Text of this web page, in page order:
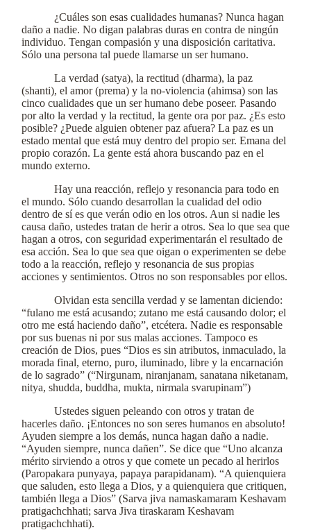
¿Cuáles son esas cualidades humanas? Nunca hagan
daño a nadie. No digan palabras duras en contra de ningún
individuo. Tengan compasión y una disposición caritativa.
Sólo una persona tal puede llamarse un ser humano.
La verdad (satya), la rectitud (dharma), la paz
(shanti), el amor (prema) y la no-violencia (ahimsa) son las
cinco cualidades que un ser humano debe poseer. Pasando
por alto la verdad y la rectitud, la gente ora por paz. ¿Es esto
posible? ¿Puede alguien obtener paz afuera? La paz es un
estado mental que está muy dentro del propio ser. Emana del
propio corazón. La gente está ahora buscando paz en el
mundo externo.
Hay una reacción, reflejo y resonancia para todo en
el mundo. Sólo cuando desarrollan la cualidad del odio
dentro de sí es que verán odio en los otros. Aun si nadie les
causa daño, ustedes tratan de herir a otros. Sea lo que sea que
hagan a otros, con seguridad experimentarán el resultado de
esa acción. Sea lo que sea que oigan o experimenten se debe
todo a la reacción, reflejo y resonancia de sus propias
acciones y sentimientos. Otros no son responsables por ellos.
Olvidan esta sencilla verdad y se lamentan diciendo:
“fulano me está acusando; zutano me está causando dolor; el
otro me está haciendo daño”, etcétera. Nadie es responsable
por sus buenas ni por sus malas acciones. Tampoco es
creación de Dios, pues “Dios es sin atributos, inmaculado, la
morada final, eterno, puro, iluminado, libre y la encarnación
de lo sagrado” (“Nirgunam, niranjanam, sanatana niketanam,
nitya, shudda, buddha, mukta, nirmala svarupinam”)
Ustedes siguen peleando con otros y tratan de
hacerles daño. ¡Entonces no son seres humanos en absoluto!
Ayuden siempre a los demás, nunca hagan daño a nadie.
“Ayuden siempre, nunca dañen”. Se dice que “Uno alcanza
mérito sirviendo a otros y que comete un pecado al herirlos
(Paropakara punyaya, papaya parapidanam). “A quienquiera
que saluden, esto llega a Dios, y a quienquiera que critiquen,
también llega a Dios” (Sarva jiva namaskamaram Keshavam
pratigachchhati; sarva Jiva tiraskaram Keshavam
pratigachchhati).